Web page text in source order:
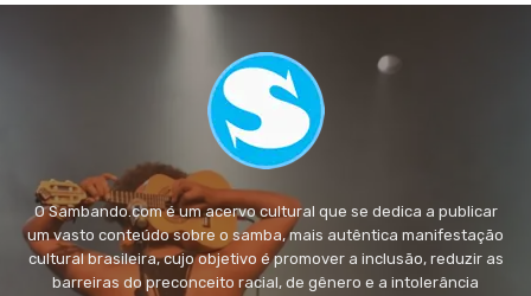
O Sambando.com é um acervo cultural que se dedica a publicar
um vasto conteúdo sobre o samba, mais autêntica manifestação
cultural brasileira, cujo objetivo é promover a inclusão, reduzir as
barreiras do preconceito racial, de gênero e a intolerância